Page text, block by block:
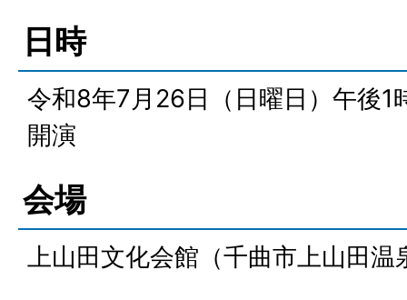
日時
令和8年7月26日（日曜日）午後1
開演
会場
上山田文化会館（千曲市上山田温